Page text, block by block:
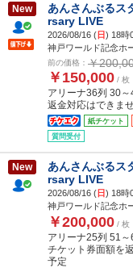
New
あんさんぶるス
rsary LIVE
2026/08/16 (日) 18時
神戸ワールド記念ホ
前の価格： ￥
￥150,000 /
アリーナ36列 30
返金対応はできま
紙チケット
質問受付
New
あんさんぶるス
rsary LIVE
2026/08/16 (日) 18時
神戸ワールド記念ホ
￥200,000 /
アリーナ25列 51
チケット券面額を
予定